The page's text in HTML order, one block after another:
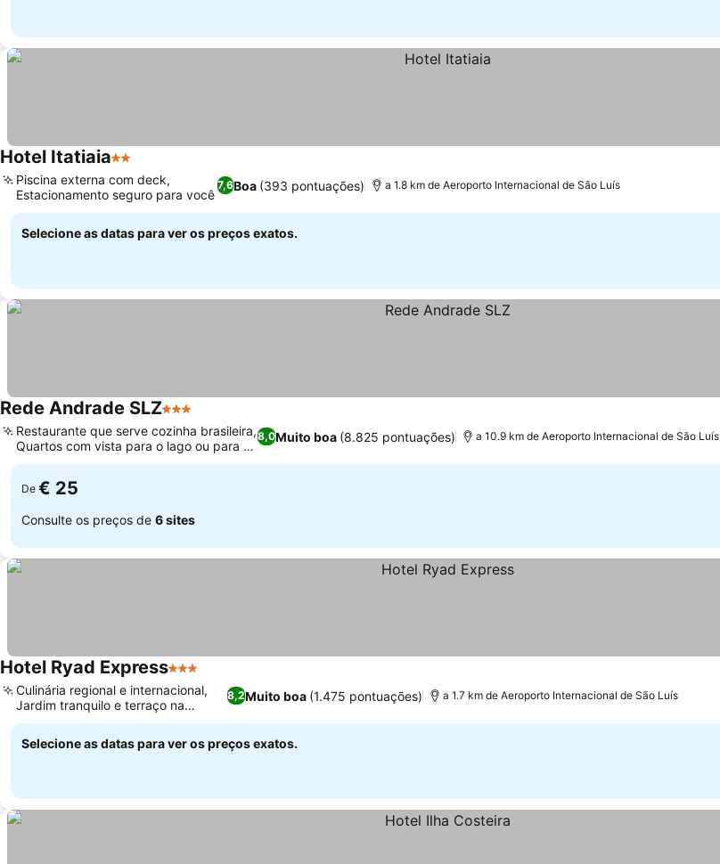
Hotel Itatiaia2 Estrelas
7,6Boa (393 pontuações)
Piscina externa com deck,
Estacionamento seguro para você
a 1.8 km de Aeroporto Internacional de São Luís
Selecione as datas para ver os preços exatos.
Rede Andrade SLZ3 Estrelas
8,0Muito boa (8.825 pontuações)
Restaurante que serve cozinha brasileira,
Quartos com vista para o lago ou para a
cidade
a 10.9 km de Aeroporto Internacional de São Luís
De € 25
Consulte os preços de 6 sites
Hotel Ryad Express3 Estrelas
8,2Muito boa (1.475 pontuações)
Culinária regional e internacional,
Jardim tranquilo e terraço na
cobertura
a 1.7 km de Aeroporto Internacional de São Luís
Selecione as datas para ver os preços exatos.